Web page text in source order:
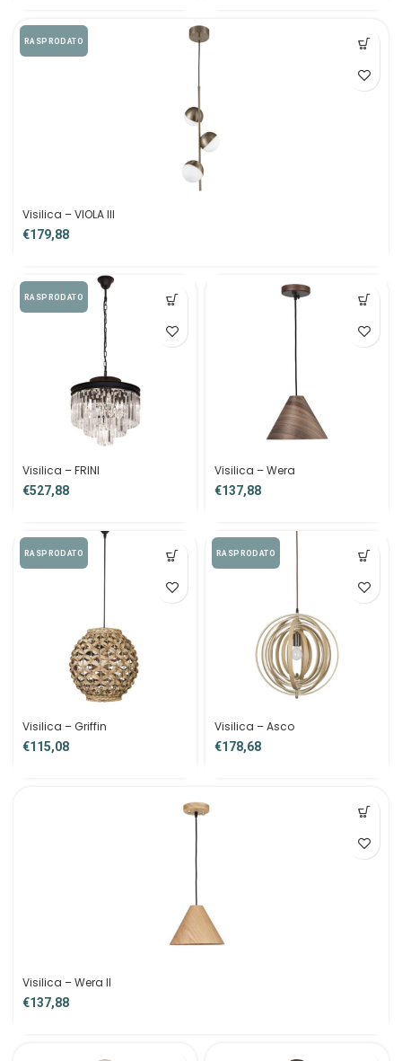
RASPRODATO
Visilica – VIOLA III
€
RASPRODATO
Visilica – FRINI
€
Visilica – Wera
€
RASPRODATO
Visilica – Griffin
€
RASPRODATO
Visilica – Asco
€
Visilica – Wera II
€